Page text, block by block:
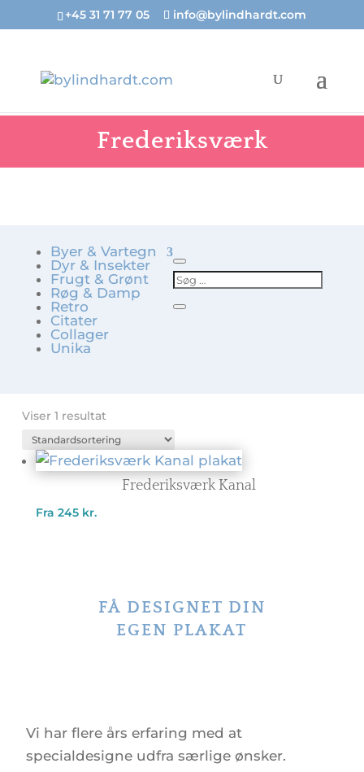
+45 31 71 77 05 info@bylindhardt.com
Frederiksværk
Byer & Vartegn
Dyr & Insekter
Frugt & Grønt
Røg & Damp
Retro
Citater
Collager
Unika
Viser 1 resultat
Frederiksværk Kanal
Fra 245 kr.
FÅ DESIGNET DIN
EGEN PLAKAT
Vi har flere års erfaring med at
specialdesigne udfra særlige ønsker.